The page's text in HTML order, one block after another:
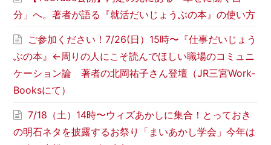
分」へ。著者が語る『就活だいじょうぶの本』の使い方
ご参加ください！7/26(日）15時〜『仕事だいじょう
ぶの本』←周りの人にこそ読んでほしい職場のコミュニ
ケーション論 著者の北岡祐子さん登壇（JR三宮Work-
Booksにて）
7/18（土）14時〜ウィズあかしに集合！とっておき
の明石ネタを披露するお祭り「まいあかし学会」今年は